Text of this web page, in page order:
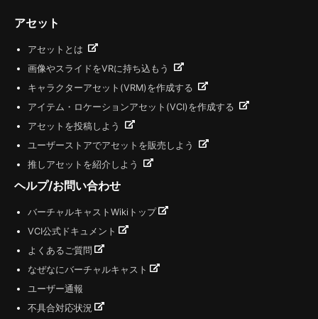
アセット
アセットとは
画像やスライドをVRに持ち込もう
キャラクターアセット(VRM)を作成する
アイテム・ロケーションアセット(VCI)を作成する
アセットを投稿しよう
ユーザーストアでアセットを販売しよう
推しアセットを紹介しよう
ヘルプ/お問い合わせ
バーチャルキャストWikiトップ
VCI公式ドキュメント
よくあるご質問
なぜなにバーチャルキャスト
ユーザー通報
不具合対応状況